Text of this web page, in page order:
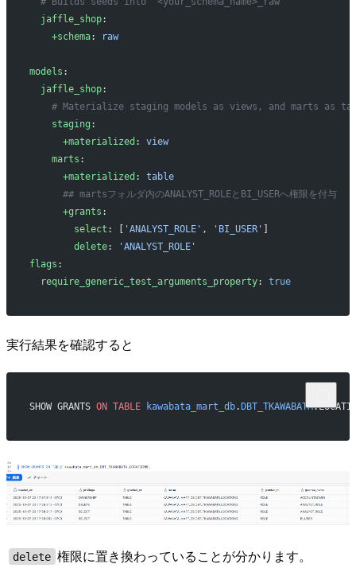
  jaffle_shop
:
    +schema
: raw
models :
  jaffle_shop
:
# Materialize staging models as views, and marts as
    staging
:
      +materialized
: view
    marts
:
      +materialized
: table
      ## martsフォルダ内のANALYST_ROLEとBI_USERへ権限を付与
      +grants
:
        select
: [ 'ANALYST_ROLE' , 'BI_USER' ]
        delete
:
'ANALYST_ROLE'
flags :
  require_generic_test_arguments_property
: true
実行結果を確認すると
SHOW GRANTS ON TABLE kawabata_mart_db. DBT_TKAWABATA
delete 権限に置き換わっていることが分かります。